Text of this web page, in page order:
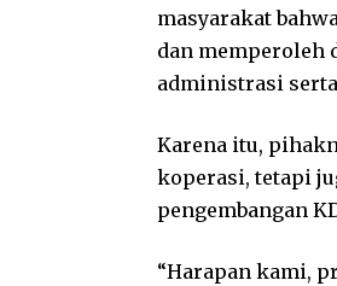
masyarakat
dan memperoleh
administrasi
Karena itu,
koperasi, tetapi
pengembangan
“Harapan kami,